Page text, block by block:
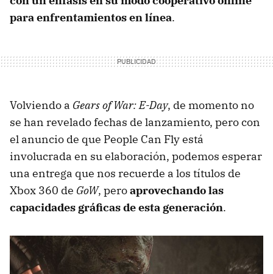
para enfrentamientos en línea.
Volviendo a Gears of War: E-Day, de momento no
se han revelado fechas de lanzamiento, pero con
el anuncio de que People Can Fly está
involucrada en su elaboración, podemos esperar
una entrega que nos recuerde a los títulos de
Xbox 360 de GoW, peroaprovechando las
capacidades gráficas de esta generación.